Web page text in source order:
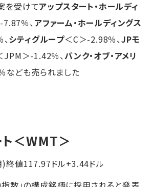
を受けてアップスタート・ホールディ
％、 アファーム・ホールディングス
シティグループ＜C＞-2.98％、JPモ
JPM＞-1.42％、 バンク・オブ・アメリ
なども売られました
＜WMT＞
値117.97ドル+3.44ドル